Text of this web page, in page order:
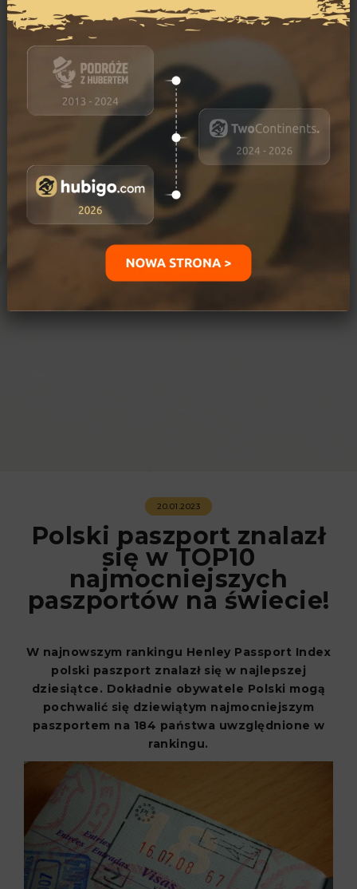
20.01.2023
Polski paszport znalazł
się w TOP10
najmocniejszych
paszportów na świecie!
W najnowszym rankingu Henley Passport Index
polski paszport znalazł się w najlepszej
dziesiątce. Dokładnie obywatele Polski mogą
pochwalić się dziewiątym najmocniejszym
paszportem na 184 państwa uwzględnione w
rankingu.